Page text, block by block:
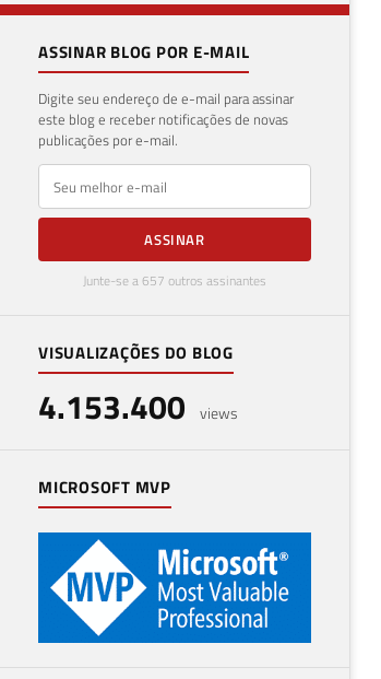
ASSINAR BLOG POR E-MAIL
Digite seu endereço de e-mail para assinar
este blog e receber notificações de novas
publicações por e-mail.
E-mail
ASSINAR
Junte-se a 657 outros assinantes
VISUALIZAÇÕES DO BLOG
4.153.400 views
MICROSOFT MVP